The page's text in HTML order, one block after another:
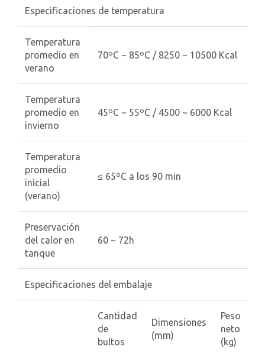
Especificaciones de temperatura
Temperatura
promedio en
verano
70ºC ~ 85ºC / 8250 ~ 10500 Kcal
Temperatura
promedio en
invierno
45ºC ~ 55ºC / 4500 ~ 6000 Kcal
Temperatura
promedio
inicial
(verano)
≤ 65ºC a los 90 min
Preservación
del calor en
tanque
60 ~ 72h
Especificaciones del embalaje
Cantidad
de
bultos
Dimensiones
(mm)
Peso
neto
(kg)